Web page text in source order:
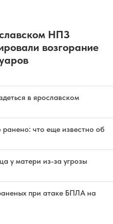
НПЗ
возгорание
в ярославском
что еще известно об
у матери из-за угрозы
при атаке БПЛА на